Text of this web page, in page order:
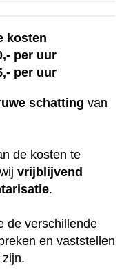
kosten
per uur
per uur
schatting van
de kosten te
vrijblijvend
.
de verschillende
en vaststellen